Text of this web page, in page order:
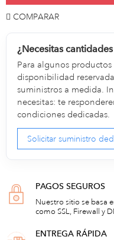
COMPARAR
¿Necesitas
Para algunos
disponibilidad
suministros a medida.
necesitas: te
condiciones dedicadas.
Solicitar suministro
PAGOS SEGUROS
Nuestro sitio se basa
como SSL, Firewall y
ENTREGA RÁPIDA